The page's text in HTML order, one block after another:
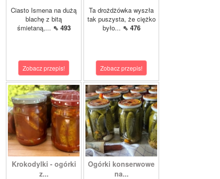
Ciasto Ismena na dużą
blachę z bitą
śmietaną,... ⇖ 493
Zobacz przepis!
Ta drożdżówka wyszła
tak puszysta, że ciężko
było... ⇖ 476
Zobacz przepis!
Krokodylki - ogórki
z...
Ogórki konserwowe
na...